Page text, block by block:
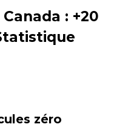
: +20
zéro